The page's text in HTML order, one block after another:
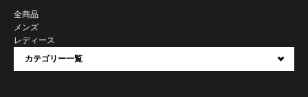
全商品
メンズ
レディース
カテゴリー一覧